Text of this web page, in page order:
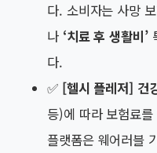
다. 소비자는 사망
나 ‘치료 후 생활비’
다.
✅ [헬시 플레저] 건
등)에 따라 보험료
플랫폼은 웨어러블